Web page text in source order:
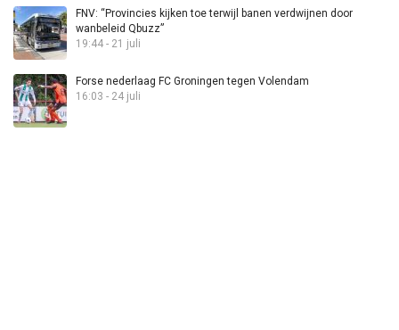
FNV: “Provincies kijken toe terwijl banen verdwijnen door
wanbeleid Qbuzz”
19:44 - 21 juli
Forse nederlaag FC Groningen tegen Volendam
16:03 - 24 juli